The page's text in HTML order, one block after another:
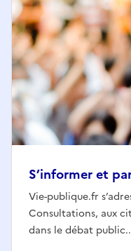
S’informer et
Vie-publique.fr
Consultations, aux
dans le débat